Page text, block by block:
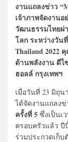
งานแถลงข่าว
เจ้าภาพจัดงานอ
วัฒนธรรมไทยผ่
โลก ระหว่างวัน
Thailand 2022
ด้านพลังงาน ดี
ฮอลล์ กรุงเทพฯ
เมื่อวันที่ 23 มิถุน
ได้จัดงานแถลง
ครั้งที่ 5 ซึ่งเป็นเ
ครอบครัวแล้ว ปี
ร่วมประกวดเก็